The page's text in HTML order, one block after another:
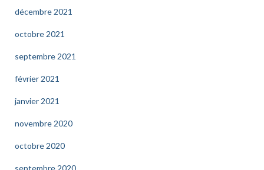
décembre 2021
octobre 2021
septembre 2021
février 2021
janvier 2021
novembre 2020
octobre 2020
septembre 2020